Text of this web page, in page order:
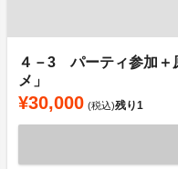
４－3 パーティ参加＋
メ」
¥30,000 (税込)残り1